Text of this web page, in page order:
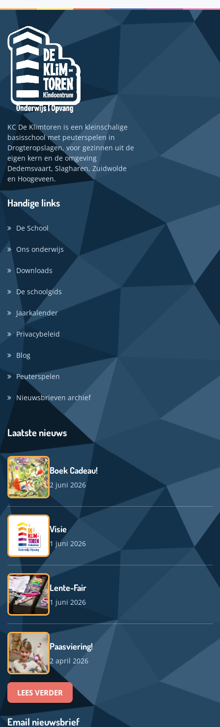
KC De Klimtoren is een kleinschalige
basisschool met peuterspelen in
Drogteropslagen, voor gezinnen uit de
eigen kern en de omgeving
Dedemsvaart, Slagharen, Zuidwolde
en Hoogeveen.
Handige links
De School
Ons onderwijs
Downloads
De schoolgids
Jaarkalender
Privacybeleid
Blog
Peuterspelen
Nieuwsbrieven archief
Laatste nieuws
Boek Cadeau!
2 juni 2026
Visie
1 juni 2026
Lente-Fair
1 juni 2026
Paasviering!
2 april 2026
LEES VERDER
Email nieuwsbrief